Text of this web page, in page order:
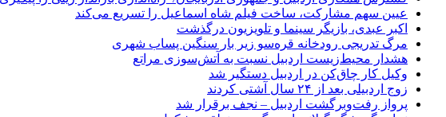
عیین سهم مشارکت، ساخت فیلم شاه‌ اسماعیل را تسریع می‌کند
اکبر عبدی، بازیگر سینما و تلویزیون درگذشت
مرگ تدریجی رودخانه قره‌سو زیر بار سنگین پساب شهری
هشدار محیط‌زیست اردبیل نسبت به آتش‌سوزی مراتع
وکیل کار چاق‌کن در اردبیل دستگیر شد
زوج اردبیلی بعد از ۲۴ سال آشتی کردند
پرواز رفت‌وبرگشت اردبیل – نجف برقرار شد